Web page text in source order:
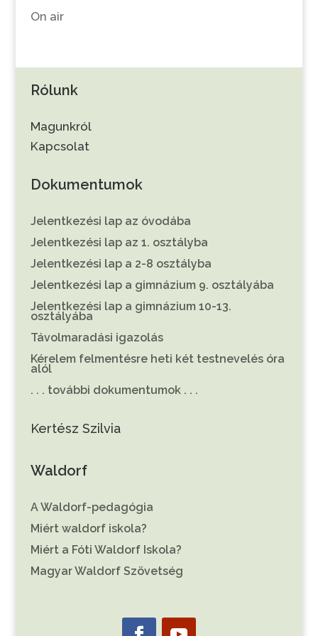
On air
Rólunk
Magunkról
Kapcsolat
Dokumentumok
Jelentkezési lap az óvodába
Jelentkezési lap az 1. osztályba
Jelentkezési lap a 2-8 osztályba
Jelentkezési lap a gimnázium 9. osztályába
Jelentkezési lap a gimnázium 10-13.
osztályába
Távolmaradási igazolás
Kérelem felmentésre heti két testnevelés óra
alól
. . . további dokumentumok . . .
Kertész Szilvia
Waldorf
A Waldorf-pedagógia
Miért waldorf iskola?
Miért a Fóti Waldorf Iskola?
Magyar Waldorf Szövetség